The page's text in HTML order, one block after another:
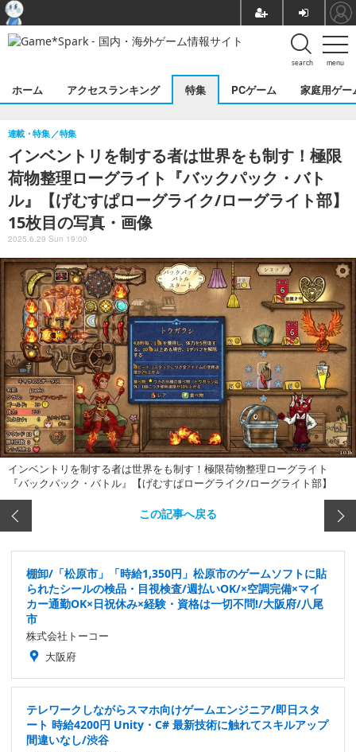
menu
search
ホーム アクセスランキング 特集 PCゲーム 家庭用ゲー
インベントリを制する者は世界をも制す！極限
荷物整理ローグライト『バックパック・バト
ル』【げむすぱローグライク/ローグライト部】
15枚目の写真・画像
連載・特集 特集
2025.6.29 Sun 19:00
インベントリを制する者は世界をも制す！極限荷物整理ローグライト
『バックパック・バトル』【げむすぱローグライク/ローグライト部】
この記事へ戻る
棚卸/「松原市」「時給1,350円」松原市のゲームソフトに貼
られたシールの検品・目視検査/週払いOK/×空調完備×マイ
カー通勤OK×日祝休み×経験・資格は一切不問!/大阪府/八尾
市
株式会社トーコー
大阪府
テレワークしながらスマホ向けゲームエンジニア/即日スタ
ート 時給4200円 Unity・C# 最新技術に触れてスキルアップ
間違いなし/渋谷